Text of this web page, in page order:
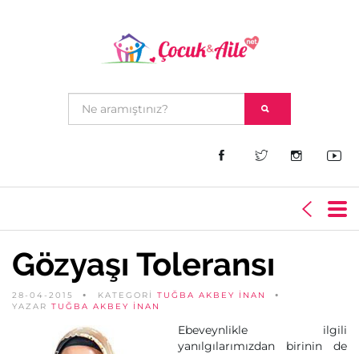
Gözyaşı Toleransı
28-04-2015 KATEGORİ TUĞBA AKBEY İNAN
YAZAR TUĞBA AKBEY İNAN
Ebeveynlikle ilgili
yanılgılarımızdan birinin de